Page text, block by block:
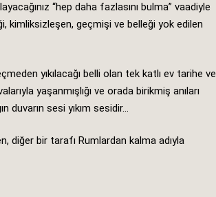
“hep daha fazlasını bulma” vaadiyle
kimliksizleşen, geçmişi ve belleği yok edilen
yıkılacağı belli olan tek katlı ev tarihe ve
yaşanmışlığı ve orada birikmiş anıları
duvarın sesi yıkım sesidir…
diğer bir tarafı Rumlardan kalma adıyla